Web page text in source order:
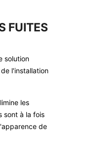
FUITES
solution
l'installation
les
sont à la fois
de